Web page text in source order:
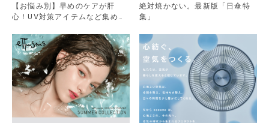
【お悩み別】早めのケアが肝
心！UV対策アイテムなど集めま
絶対焼かない。最新版「日傘特
集」